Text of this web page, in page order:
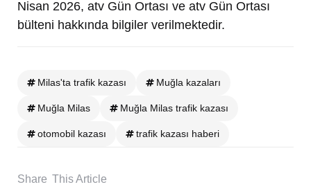
Nisan 2026, atv Gün Ortası ve atv Gün Ortası
bülteni hakkında bilgiler verilmektedir.
Milas'ta trafik kazası Muğla kazaları
Muğla Milas Muğla Milas trafik kazası
otomobil kazası trafik kazası haberi
Share This Article